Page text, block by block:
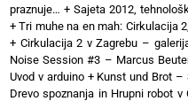
praznuje… + Sajeta 2012,
+Tri muhe na en mah: Cirkulacija
+ Cirkulacija 2 v Zagrebu –
Noise Session #3 – Marcus
Uvod v arduino+ Kunst und Brot –
Drevo spoznanja in Hrupni robot v